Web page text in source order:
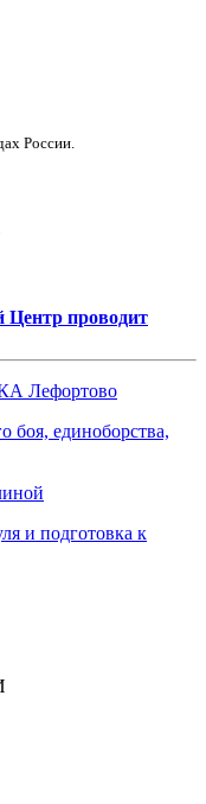
России.
Центр проводит
Лефортово
боя, единоборства,
и подготовка к